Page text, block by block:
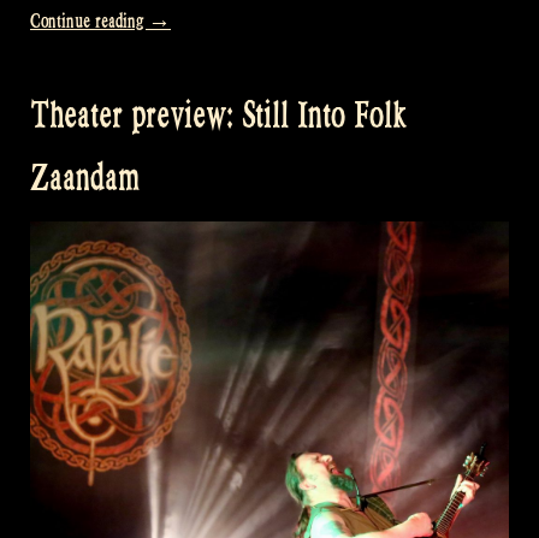
Continue reading „Theater
Into
dans
–
Heerde“
→
Theater preview: Still Into Folk
Zaandam